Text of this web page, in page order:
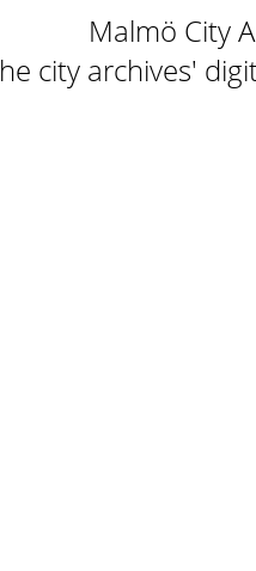
Malmö City
city archives'